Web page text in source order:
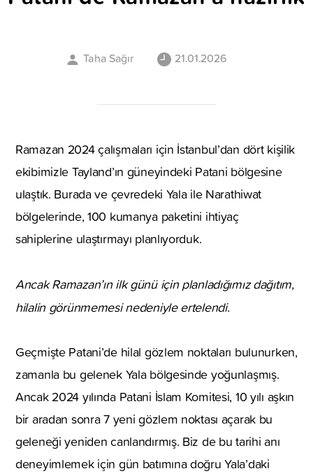
Taha Sağır 21.01.2026
Ramazan 2024 çalışmaları için İstanbul’dan dört kişilik
ekibimizle Tayland’ın güneyindeki Patani bölgesine
ulaştık. Burada ve çevredeki Yala ile Narathiwat
bölgelerinde, 100 kumanya paketini ihtiyaç
sahiplerine ulaştırmayı planlıyorduk.
Ancak Ramazan’ın ilk günü için planladığımız dağıtım,
hilalin görünmemesi nedeniyle ertelendi.
Geçmişte Patani’de hilal gözlem noktaları bulunurken,
zamanla bu gelenek Yala bölgesinde yoğunlaşmış.
Ancak 2024 yılında Patani İslam Komitesi, 10 yılı aşkın
bir aradan sonra 7 yeni gözlem noktası açarak bu
geleneği yeniden canlandırmış. Biz de bu tarihi anı
deneyimlemek için gün batımına doğru Yala’daki